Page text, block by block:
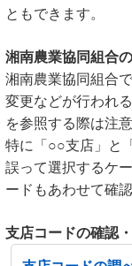
ともできます。
湘南農業協同組合
湘南農業協同組合
変更などが行われ
を参照する際は注
特に「○○支店」と
誤って選択するケ
ードもあわせて確
支店コードの確認